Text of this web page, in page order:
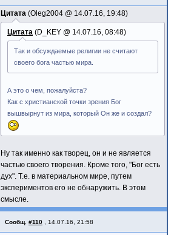
Цитата Oleg2004 @ 14.07.16, 19:48
Цитата D_KEY @ 14.07.16, 08:48
Так и обсуждаемые религии не считают
своего бога частью мира.
А это о чем, пожалуйста?
Как с христианской точки зрения Бог
вышвырнут из мира, который Он же и создал?
Ну так именно как творец, он и не является
частью своего творения. Кроме того, "Бог есть
дух". Т.е. в материальном мире, путем
экспериментов его не обнаружить. В этом
смысле.
Сообщ. #110 14.07.16, 21:58